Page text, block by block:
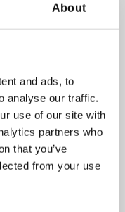
About
and ads, to
analyse our traffic.
use of our site with
partners who
that you’ve
from your use
en leveringen.
6 23227983
. KvK nr.: 18068338.
als je benieuwd
doen.